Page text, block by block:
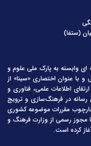
(ستفا)
ای وابسته به پارک ملی علوم و
با عنوان اختصاری «سینا» از
و ارتقای اطلاعات علمی، فناوری و
رسانه در فرهنگ‌سازی و ترویج
مقررات موضوعه کشوری
مجوز رسمی از وزارت فرهنگ و